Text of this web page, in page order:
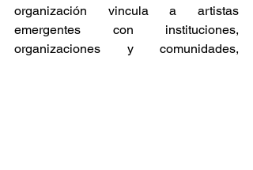
organización vincula a artistas
emergentes con instituciones,
organizaciones y comunidades,